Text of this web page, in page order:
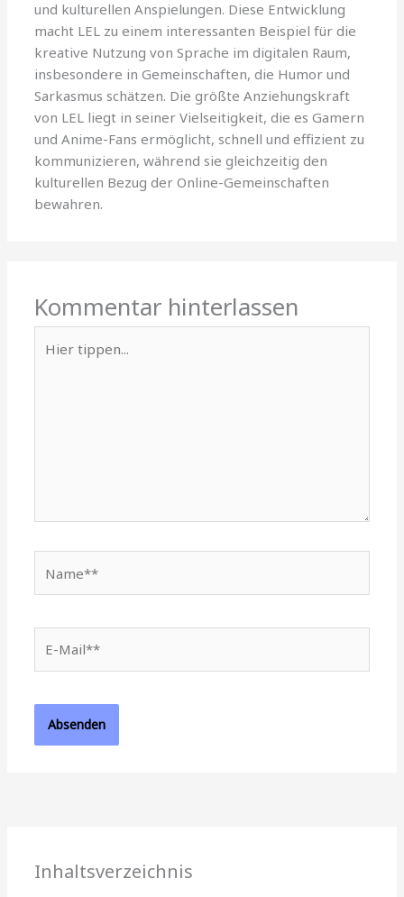
und kulturellen Anspielungen. Diese Entwicklung
macht LEL zu einem interessanten Beispiel für die
kreative Nutzung von Sprache im digitalen Raum,
insbesondere in Gemeinschaften, die Humor und
Sarkasmus schätzen. Die größte Anziehungskraft
von LEL liegt in seiner Vielseitigkeit, die es Gamern
und Anime-Fans ermöglicht, schnell und effizient zu
kommunizieren, während sie gleichzeitig den
kulturellen Bezug der Online-Gemeinschaften
bewahren.
Kommentar hinterlassen
tippen...
Mail**
Inhaltsverzeichnis